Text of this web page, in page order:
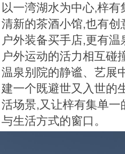
以一湾湖水为中心,梓
清新的茶酒小馆,也有
户外装备买手店,更有
户外运动的活力相互碰
温泉别院的静谧、艺展
建一个既避世又入世的
活场景,又让梓有集单
与生活方式的窗口。